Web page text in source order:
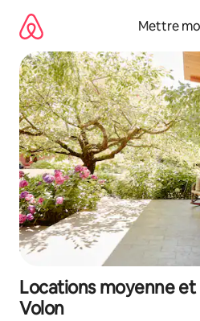
directement
contenu
Mettre
Locations moyenne
Volon